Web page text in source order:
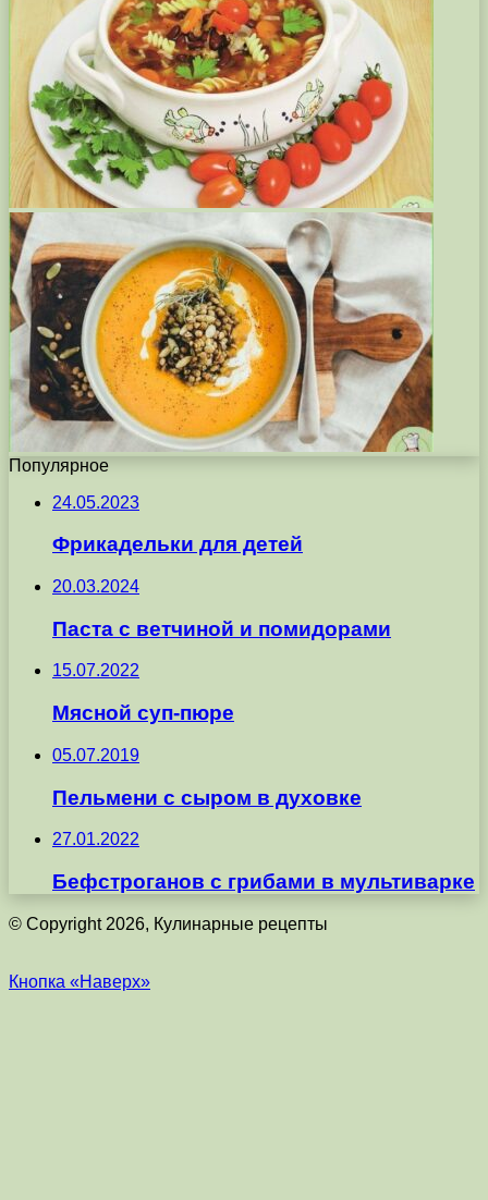
Популярное
24.05.2023
Фрикадельки для детей
20.03.2024
Паста с ветчиной и помидорами
15.07.2022
Мясной суп-пюре
05.07.2019
Пельмени с сыром в духовке
27.01.2022
Бефстроганов с грибами в мультиварке
© Copyright 2026, Кулинарные рецепты
Кнопка «Наверх»